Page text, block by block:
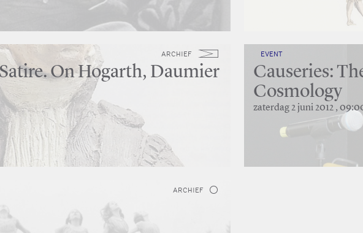
ARCHIEF
On Hogarth, Daumier
EVENT
Causeries:
Cosmology
zaterdag 2 juni 2012 ,
ARCHIEF